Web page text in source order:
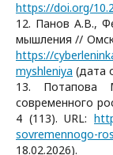
https://doi.org/
12. Панов А.В.,
мышления //
https://
myshleniya (дата
13. Потапова
современного
4 (113). URL:
sovremennogo-
18.02.2026).